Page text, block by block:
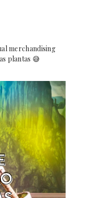
merchandising
plantas 😅